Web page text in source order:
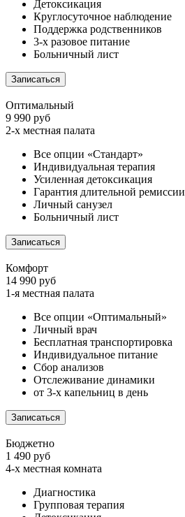
Детоксикация
Круглосуточное наблюдение
Поддержка родственников
3-х разовое питание
Больничный лист
Записаться
Оптимальный
9 990 руб
2-х местная палата
Все опции «Стандарт»
Индивидуальная терапия
Усиленная детоксикация
Гарантия длительной ремиссии
Личный санузел
Больничный лист
Записаться
Комфорт
14 990 руб
1-я местная палата
Все опции «Оптимальный»
Личный врач
Бесплатная транспортировка
Индивидуальное питание
Сбор анализов
Отслеживание динамики
от 3-х капельниц в день
Записаться
Бюджетно
1 490 руб
4-х местная комната
Диагностика
Групповая терапия